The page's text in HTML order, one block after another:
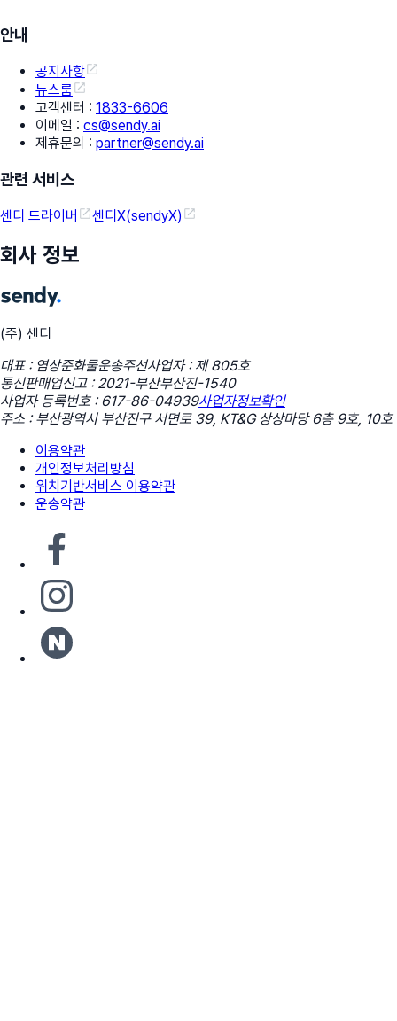
안내
공지사항
뉴스룸
고객센터 : 1833-6606
이메일 : cs@sendy.ai
제휴문의 : partner@sendy.ai
관련 서비스
센디 드라이버 센디X(sendyX)
회사 정보
(주) 센디
대표 : 염상준화물운송주선사업자 : 제 805호
통신판매업신고 : 2021-부산부산진-1540
사업자 등록번호 : 617-86-04939사업자정보확인
주소 : 부산광역시 부산진구 서면로 39, KT&G 상상마당 6층 9호, 10호
이용약관
개인정보처리방침
위치기반서비스 이용약관
운송약관